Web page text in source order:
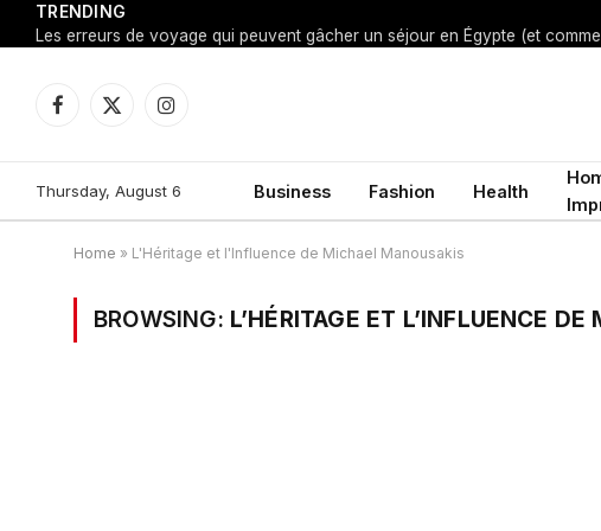
TRENDING
Facebook
X
Instagram
Thursday, August 6 Business Fashion Health
Home » L'Héritage et l'Influence de Michael Manousakis
BROWSING: L’HÉRITAGE ET L’INFLUENCE